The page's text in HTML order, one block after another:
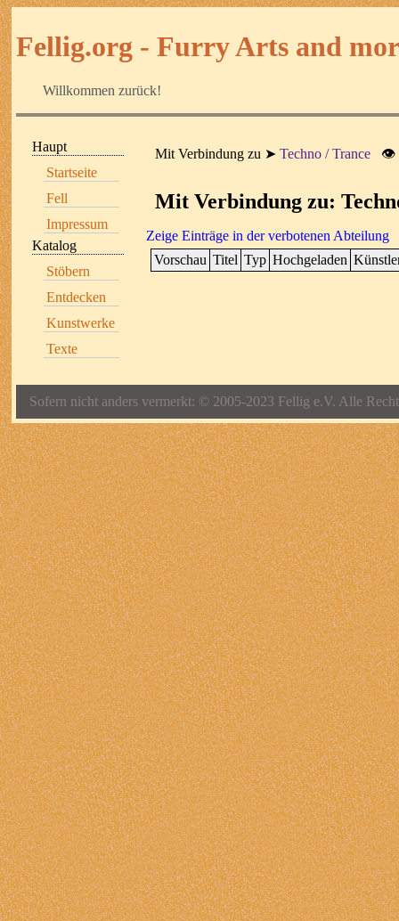
Fellig.org - Furry Arts and
Willkommen zurück!
Haupt
Startseite
Fell
Impressum
Katalog
Stöbern
Entdecken
Kunstwerke
Texte
Mit Verbindung zu Techno / Trance 👁
Mit Verbindung zu:
Zeige Einträge in der verbotenen Abteilung
Vorschau Titel Typ Hochgeladen
Sofern nicht anders vermerkt: © 2005-2023 Fellig e.V. Alle